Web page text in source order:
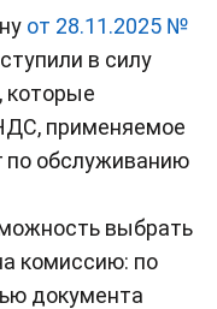
от 28.11.2025 №
в силу
которые
применяемое
по обслуживанию
выбрать
комиссию: по
документа